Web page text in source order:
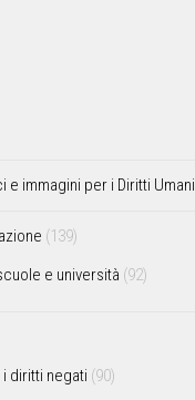
e immagini per i Diritti Umani
(139)
e università (92)
diritti negati (90)